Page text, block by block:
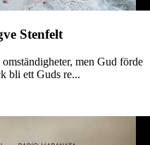
Stenfelt
men Gud förde
bli ett Guds re...